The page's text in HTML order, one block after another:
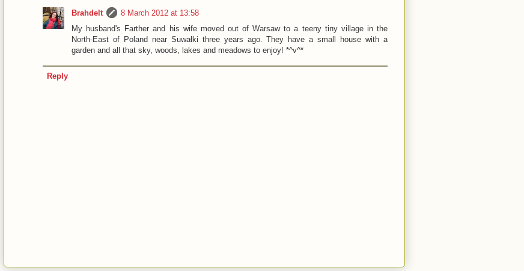
Brahdelt
8 March 2012 at 13:58
My husband's Farther and his wife moved out of Warsaw to a teeny tiny village in the
North-East of Poland near Suwałki three years ago. They have a small house with a
garden and all that sky, woods, lakes and meadows to enjoy! *^v^*
Reply